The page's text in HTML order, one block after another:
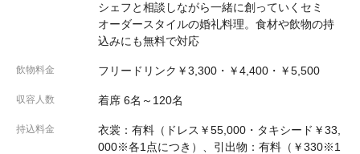
シェフと相談しながら一緒に創っていくセミ
オーダースタイルの婚礼料理。食材や飲物の持
込みにも無料で対応
飲物料金 フリードリンク￥3,300・￥4,400・￥5,500
収容人数 着席 6名～120名
持込料金
衣裳：有料（ドレス￥55,000・タキシード￥33,
000※各1点につき）、引出物：有料（￥330※1